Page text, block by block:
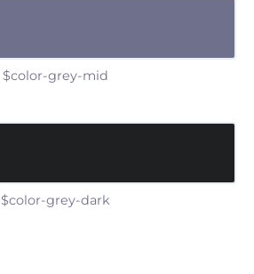
$color-grey-mid
$color-grey-dark